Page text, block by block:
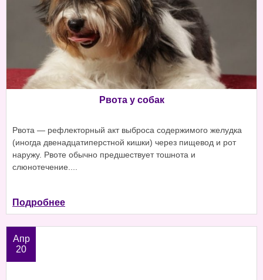
Рвота у собак
Рвота — рефлекторный акт выброса содержимого желудка
(иногда двенадцатиперстной кишки) через пищевод и рот
наружу. Рвоте обычно предшествует тошнота и
слюнотечение....
Подробнее
Апр
20